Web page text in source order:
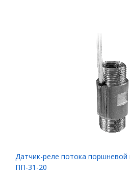
Датчик-реле потока
ПП-31-20